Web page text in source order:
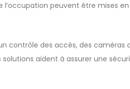
peuvent être mises
contrôle des accès, des caméras
aident à assurer une